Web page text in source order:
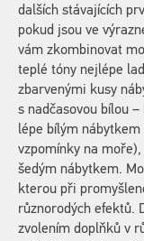
dalších stávajících
pokud jsou ve
vám zkombinovat
teplé tóny nejlépe
zbarvenými kusy
s nadčasovou bílou
lépe bílým
vzpomínky na
šedým nábytkem.
kterou při
různorodých efektů.
zvolením doplňků v